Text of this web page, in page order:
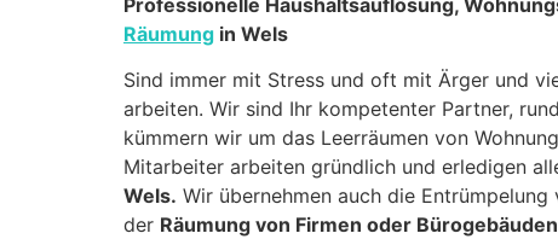
Professionelle Haushaltsauflösung,
Räumung in Wels
Sind immer mit Stress und oft mit Ärger und
arbeiten. Wir sind Ihr kompetenter Partner,
kümmern wir um das Leerräumen von
Mitarbeiter arbeiten gründlich und erledigen
Wels. Wir übernehmen auch die
der Räumung von Firmen oder